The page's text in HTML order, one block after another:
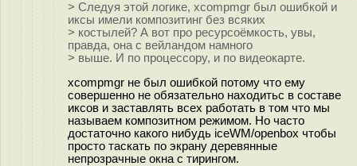
> Следуя этой логике, xcompmgr был ошибкой и
иксы имели композитинг без всяких
> костылей? А вот про ресурсоёмкость, увы,
правда, она с вейландом намного
> выше. И по процессору, и по видеокарте.
xcompmgr не был ошибкой потому что ему
совершенно не обязательно находитьс в составе
иксов и заставлять всех работать в том что мы
называем композитном режимом. Но часто
достаточно какого нибудь iceWM/openbox чтобы
просто таскать по экрану деревянные
непрозрачные окна с тирингом.